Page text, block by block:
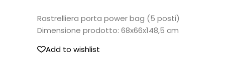
Rastrelliera porta power bag (5 posti)
Dimensione prodotto: 68x66x148,5 cm
Add to wishlist